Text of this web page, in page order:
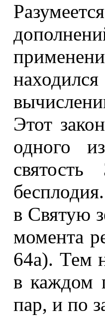
Этот
одного
в Святую
момента
64а). Тем
в каждом
пар, и по